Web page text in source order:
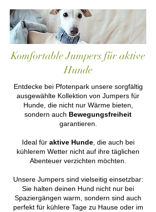
Komfortable Jumpers für aktive
Hunde
Entdecke bei Pfotenpark unsere sorgfältig
ausgewählte Kollektion von Jumpers für
Hunde, die nicht nur Wärme bieten,
sondern auch Bewegungsfreiheit
garantieren.
Ideal für aktive Hunde, die auch bei
kühlerem Wetter nicht auf ihre täglichen
Abenteuer verzichten möchten.
Unsere Jumpers sind vielseitig einsetzbar:
Sie halten deinen Hund nicht nur bei
Spaziergängen warm, sondern sind auch
perfekt für kühlere Tage zu Hause oder im